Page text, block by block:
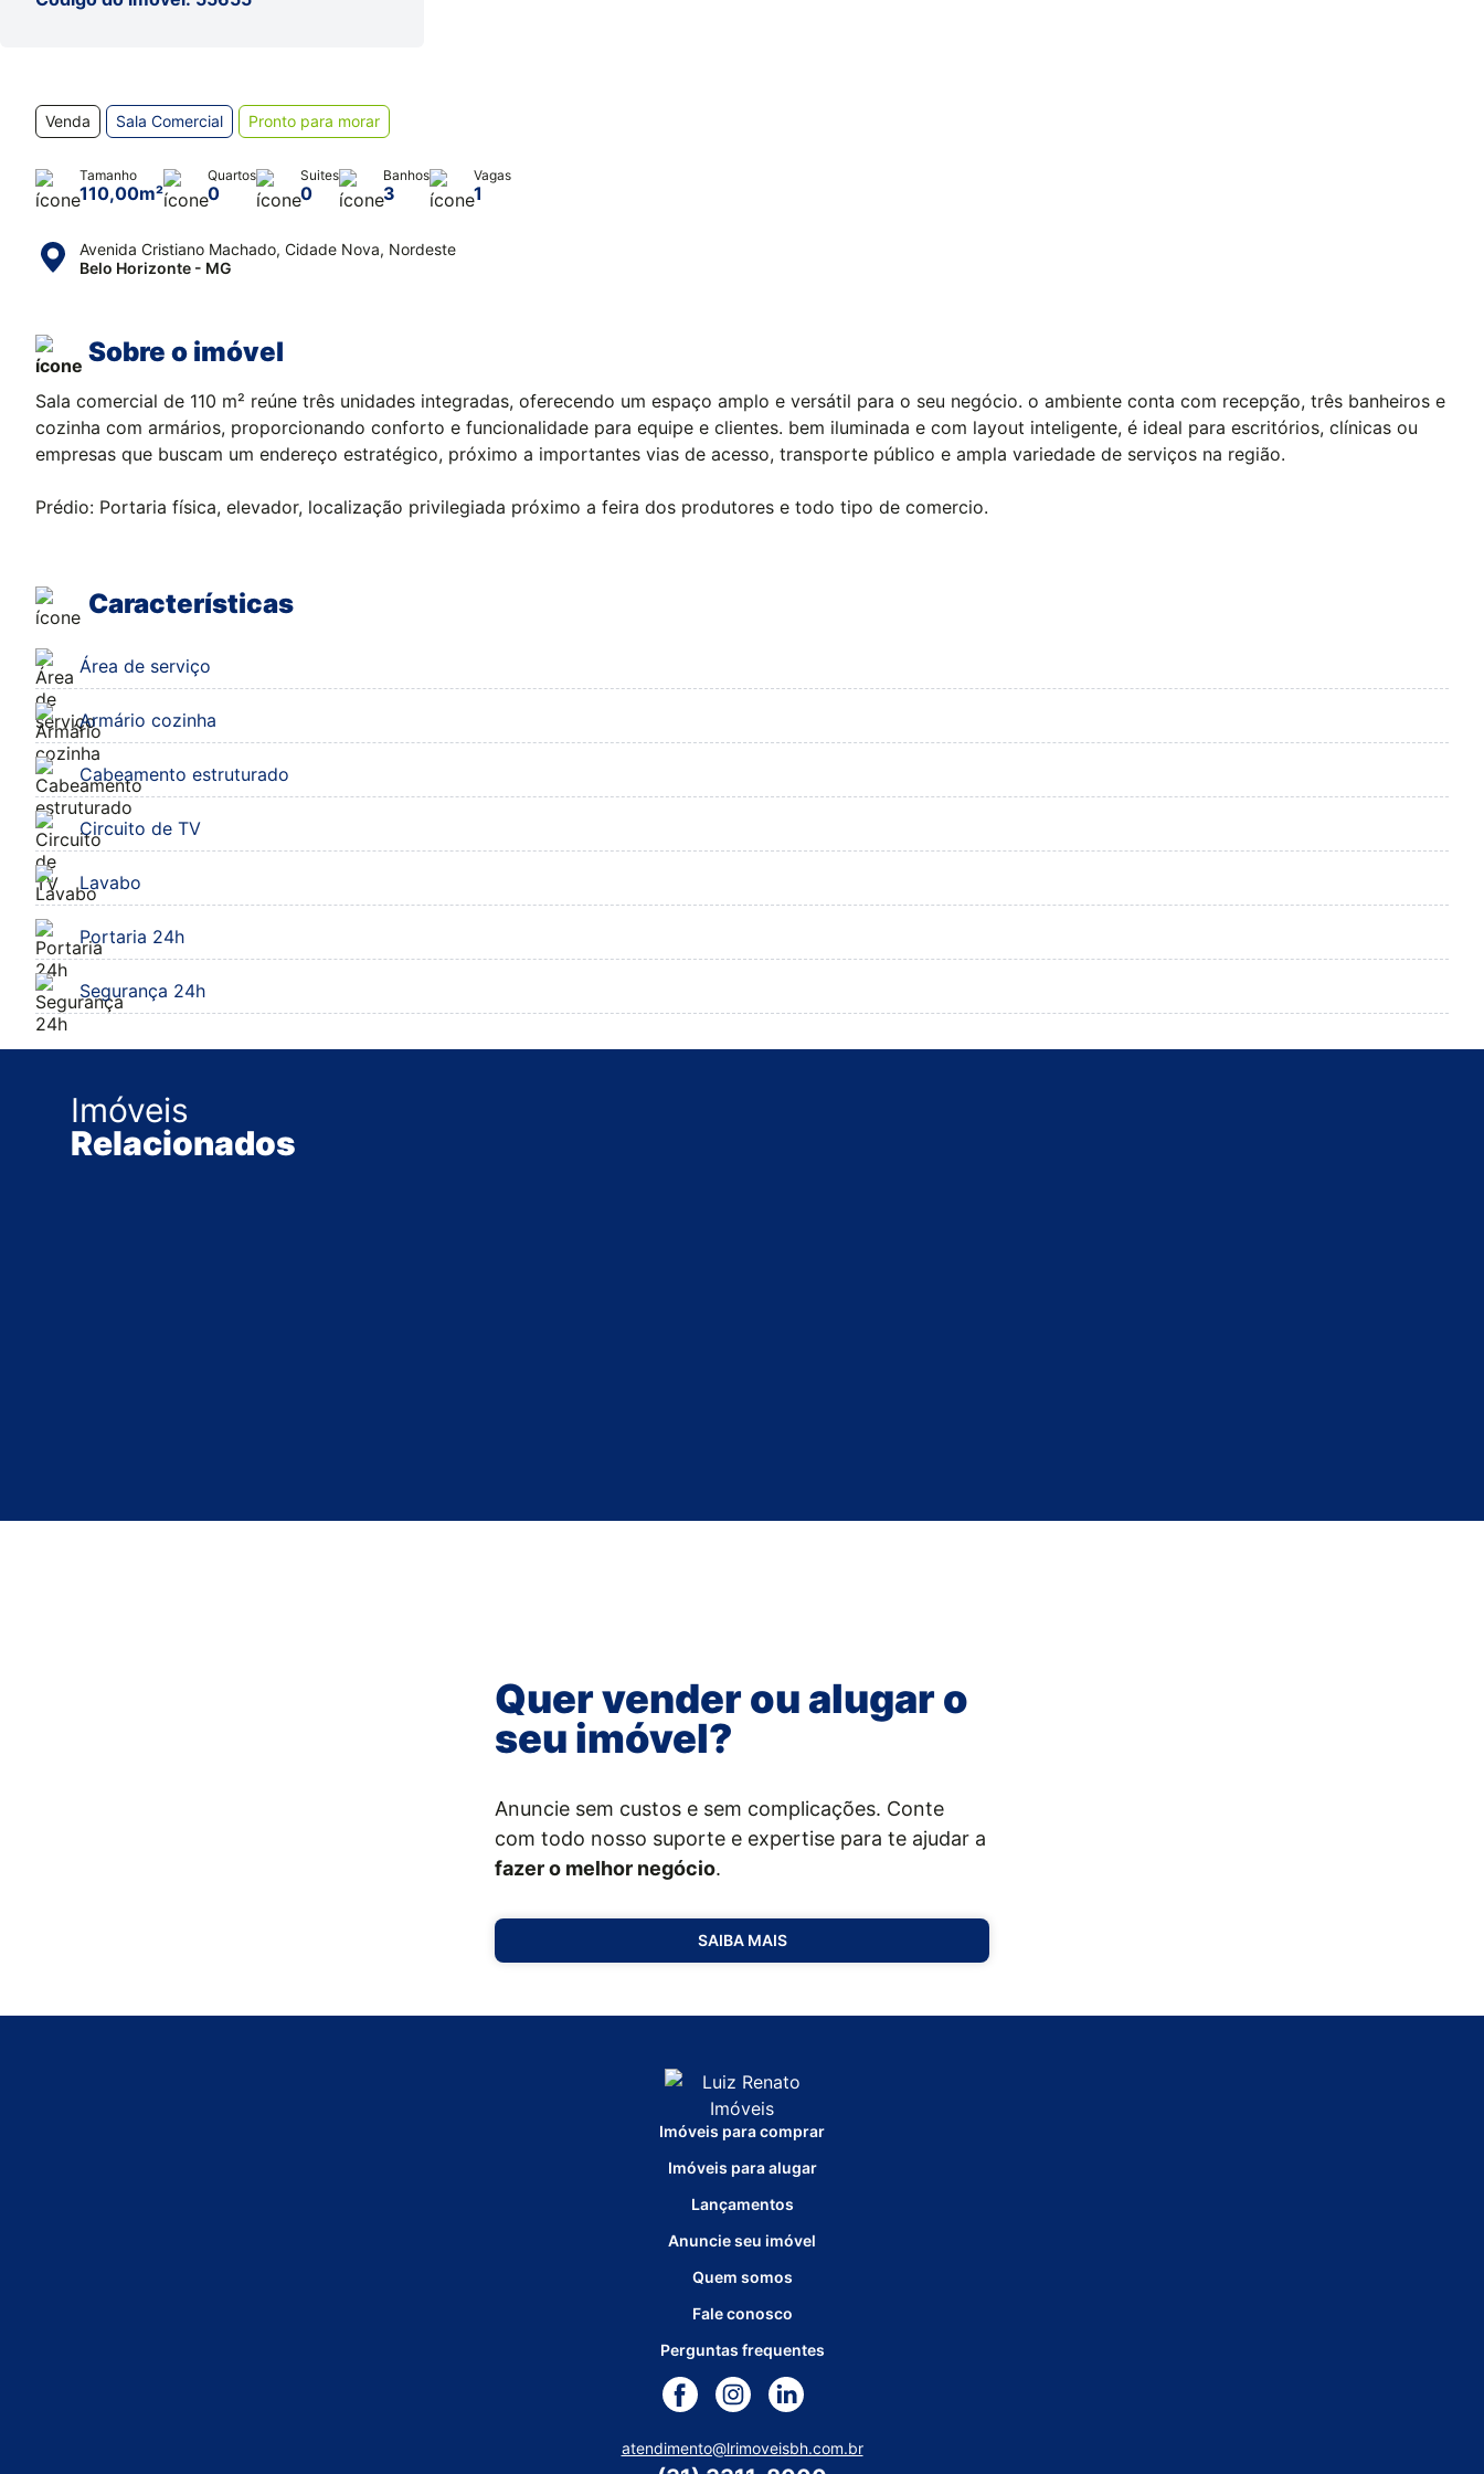
Venda Sala Comercial Pronto para morar
Tamanho
110,00m²
Quartos
0
Suites
0
Banhos
3
Vagas
1
Avenida Cristiano Machado, Cidade Nova, Nordeste
Belo Horizonte - MG
Sobre o imóvel
Sala comercial de 110 m² reúne três unidades integradas, oferecendo um espaço amplo e versátil para o seu negócio. o ambiente conta com recepção, três banheiros e
cozinha com armários, proporcionando conforto e funcionalidade para equipe e clientes. bem iluminada e com layout inteligente, é ideal para escritórios, clínicas ou
empresas que buscam um endereço estratégico, próximo a importantes vias de acesso, transporte público e ampla variedade de serviços na região.
Prédio: Portaria física, elevador, localização privilegiada próximo a feira dos produtores e todo tipo de comercio.
Características
Área de serviço
Armário cozinha
Cabeamento estruturado
Circuito de TV
Lavabo
Portaria 24h
Segurança 24h
Imóveis
Relacionados
Quer vender ou alugar o
seu imóvel?
Anuncie sem custos e sem complicações. Conte
com todo nosso suporte e expertise para te ajudar a
fazer o melhor negócio.
SAIBA MAIS
Imóveis para comprar
Imóveis para alugar
Lançamentos
Anuncie seu imóvel
Quem somos
Fale conosco
Perguntas frequentes
atendimento@lrimoveisbh.com.br